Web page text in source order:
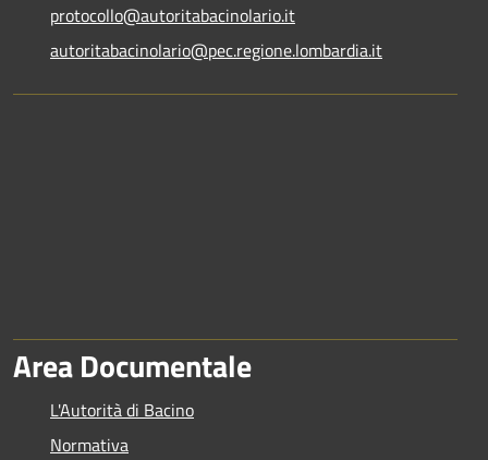
protocollo@autoritabacinolario.it
autoritabacinolario@pec.regione.lombardia.it
Area Documentale
L'Autorità di Bacino
Normativa